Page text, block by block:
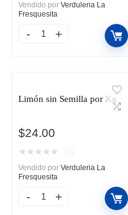
Vendido por Verduleria La
Fresquesita
Limón
cantidad
Limón sin Semilla por Kg
$24.00
★ ★ ★ ★ ★
Vendido por Verduleria La
Fresquesita
Limón